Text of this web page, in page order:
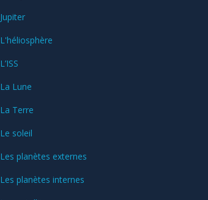
Jupiter
L'héliosphère
L’ISS
La Lune
La Terre
Le soleil
Les planètes externes
Les planètes internes